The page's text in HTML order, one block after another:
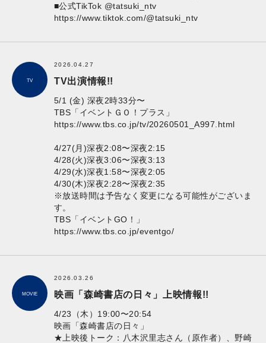
■公式TikTok @tatsuki_ntv
https://www.tiktok.com/@tatsuki_ntv
TV
2026.04.27
TV出演情報!!
5/1 (金) 深夜2時33分〜
​TBS「イベントＧＯ！プラス」
https://www.tbs.co.jp/tv/20260501_A997.html
4/27(月)深夜2:08〜深夜2:15
4/28(火)深夜3:06〜深夜3:13
4/29(水)深夜1:58〜深夜2:05
4/30(木)深夜2:28〜深夜2:35
※放送時間は予告なく変更になる可能性がございま
す。
TBS「イベントGO！」
https://www.tbs.co.jp/eventgo/
MOVIE
2026.03.26
映画「森崎書店の日々」上映情報!!
4/23（木）19:00〜20:54
映画「森崎書店の日々」
★上映後トーク：八木沢里志さん（原作者）、野崎